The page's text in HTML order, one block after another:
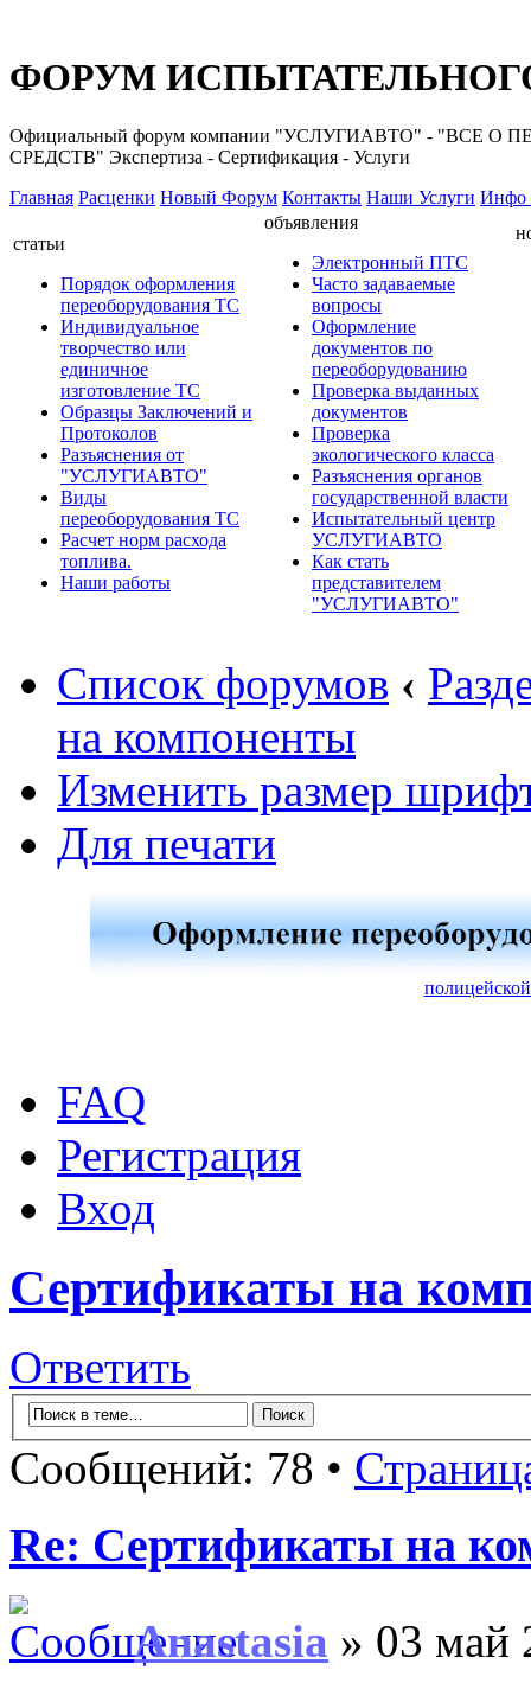
ФОРУМ
Официальный форум компании "УСЛУГИАВТО" -
СРЕДСТВ" Экспертиза - Сертификация - Услуги
Главная Расценки Новый Форум Контакты Наши Услуги Инфо
статьи
Порядок оформления
переоборудования ТС
Индивидуальное
творчество или
единичное
изготовление ТС
Образцы Заключений и
Протоколов
Разъяснения от
"УСЛУГИАВТО"
Виды
переоборудования ТС
Расчет норм расхода
топлива.
Наши работы
объявления
Электронный ПТС
Часто задаваемые
вопросы
Оформление
документов по
переоборудованию
Проверка выданных
документов
Проверка
экологического класса
Разъяснения органов
государственной власти
Испытательный центр
УСЛУГИАВТО
Как стать
представителем
"УСЛУГИАВТО"
Список форумов ‹
на компоненты
Изменить размер
Для печати
FAQ
Регистрация
Вход
Сертификаты на
Ответить
Сообщений: 78 •
Re: Сертификаты на
Anastasia » 03 май